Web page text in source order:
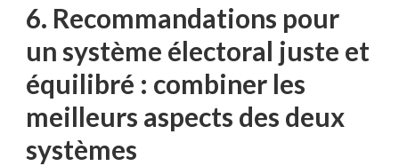
6. Recommandations pour
un ​système électoral⁤ juste et​
équilibré : combiner les⁣
meilleurs aspects des deux
systèmes